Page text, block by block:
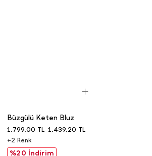
%20 İndirim
1.439,20 TL
1.799,00 TL
+2 Renk
Büzgülü Keten Bluz